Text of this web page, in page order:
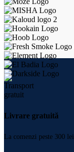
Livrare gratuită
La comenzi peste 300 lei